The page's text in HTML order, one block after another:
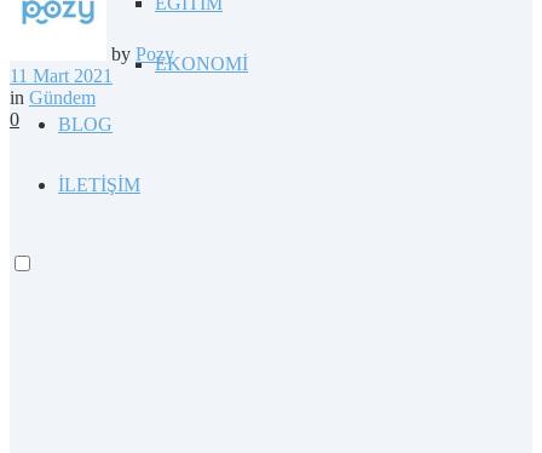
EKONOMİ
BLOG
İLETİŞİM
by Pozy
11 Mart 2021
in Gündem
0